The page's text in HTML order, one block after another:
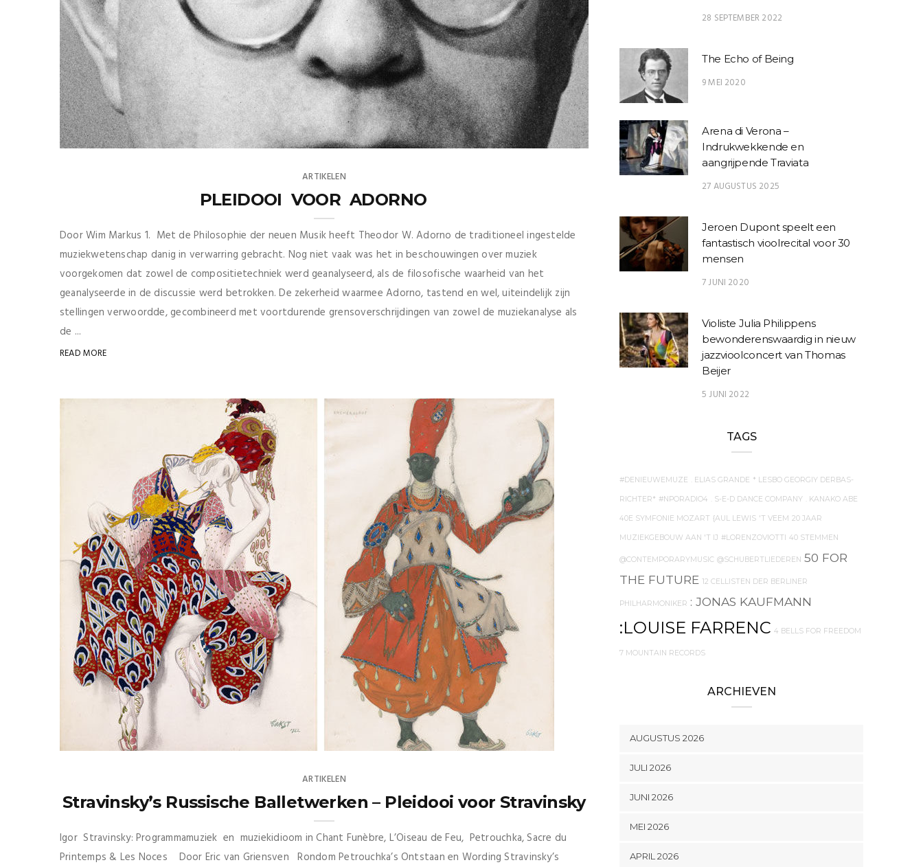
ARTIKELEN
PLEIDOOI VOOR ADORNO
Door Wim Markus 1. Met de Philosophie der neuen Musik heeft Theodor W. Adorno de traditioneel ingestelde
muziekwetenschap danig in verwarring gebracht. Nog niet vaak was het in beschouwingen over muziek
voorgekomen dat zowel de compositietechniek werd geanalyseerd, als de filosofische waarheid van het
geanalyseerde in de discussie werd betrokken. De zekerheid waarmee Adorno, tastend en wel, uiteindelijk zijn
stellingen verwoordde, gecombineerd met voortdurende grensoverschrijdingen van zowel de muziekanalyse als
de ...
READ MORE
ARTIKELEN
Stravinsky’s Russische Balletwerken – Pleidooi voor Stravinsky
Igor Stravinsky: Programmamuziek en muziekidioom in Chant Funèbre, L’Oiseau de Feu, Petrouchka, Sacre du
Printemps & Les Noces Door Eric van Griensven Rondom Petrouchka’s Ontstaan en Wording Stravinsky’s
28 SEPTEMBER 2022
The Echo of Being
9 MEI 2020
Arena di Verona –
Indrukwekkende en
aangrijpende Traviata
27 AUGUSTUS 2025
Jeroen Dupont speelt een
fantastisch vioolrecital voor 30
mensen
7 JUNI 2020
Violiste Julia Philippens
bewonderenswaardig in nieuw
jazzvioolconcert van Thomas
Beijer
5 JUNI 2022
TAGS
#DENIEUWEMUZE . ELIAS GRANDE * LESBO GEORGIY DERBAS-
RICHTER* #NPORADIO4 . S-E-D DANCE COMPANY . KANAKO ABE
40E SYMFONIE MOZART {AUL LEWIS 'T VEEM 20 JAAR
MUZIEKGEBOUW AAN 'T IJ #LORENZOVIOTTI 40 STEMMEN
@CONTEMPORARYMUSIC @SCHUBERTLIEDEREN 50 FOR
THE FUTURE 12 CELLISTEN DER BERLINER
PHILHARMONIKER : JONAS KAUFMANN
:LOUISE FARRENC 4 BELLS FOR FREEDOM
7 MOUNTAIN RECORDS
ARCHIEVEN
AUGUSTUS 2026
JULI 2026
JUNI 2026
MEI 2026
APRIL 2026